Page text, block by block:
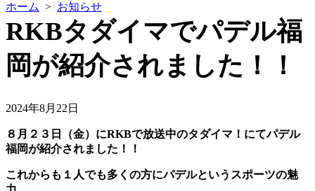
ホーム > お知らせ
RKBタダイマでパデル福
岡が紹介されました！！
公
日
2024年8月22日
８月２３日（金）にRKBで放送中のタダイマ！にてパデル
福岡が紹介されました！！
これからも１人でも多くの方にパデルというスポーツの魅